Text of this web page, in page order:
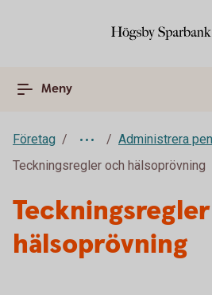
Meny
Företag
Administrera
Teckningsregler och hälsoprövning
hälsoprövning